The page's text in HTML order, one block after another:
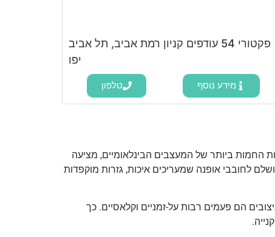
פקטורי 54 עודפים קניון רמת אביב, תל אביב
יפו
מידע נוסף טלפון
החמות ביותר של המעצבים הבינלאומיים, מציעה
מבלי לשלם מחיר מלא. חנויות פקטורי 54 עודפים מהוות פתרון מושלם לחובבי אופנה שמעריכים איכות, גזרות מוקפדות
הם פעמים רבות על-זמניים וקלאסיים. כך